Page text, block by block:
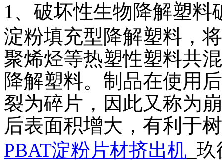
1、 破坏性生物降解塑料
淀粉填充型降解塑料，
聚烯烃等热塑性塑料共
降解塑料。制品在使用
裂为碎片，因此又称为
后表面积增大，有利于
PBAT淀粉片材挤出机 _